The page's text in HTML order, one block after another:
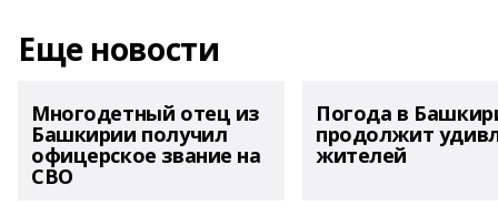
Еще новости
Многодетный отец из
Башкирии получил
офицерское звание на
СВО
Погода в
продолжит
жителей